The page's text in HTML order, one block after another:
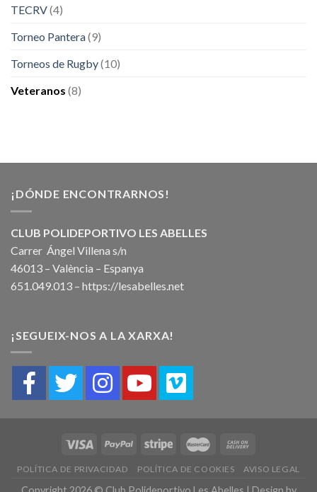
TECRV(4)
Torneo Pantera(9)
Torneos de Rugby(10)
Veteranos (8)
¡DÓNDE ENCONTRARNOS!
CLUB POLIDEPORTIVO LES ABELLES
Carrer Ángel Villena s/n
46013 – València – Espanya
651.049.013 – https://lesabelles.net
¡SEGUEIX-NOS A LA XARXA!
POLÍTICA DE PRIVACIDAD POLÍTICA DE COOKIES AVISO LEGAL